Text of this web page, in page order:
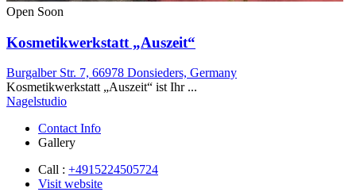
Open Soon
Kosmetikwerkstatt „Auszeit“
Burgalber Str. 7, 66978 Donsieders, Germany
Kosmetikwerkstatt „Auszeit“ ist Ihr ...
Nagelstudio
Contact Info
Gallery
Call : +4915224505724
Visit website